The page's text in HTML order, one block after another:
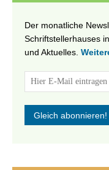
Der monatliche
Schriftstellerhauses
und Aktuelles.